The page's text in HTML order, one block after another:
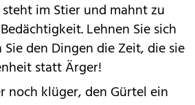
im Stier und mahnt zu
Lehnen Sie sich
den Dingen die Zeit, die sie
statt Ärger!
noch klüger, den Gürtel ein